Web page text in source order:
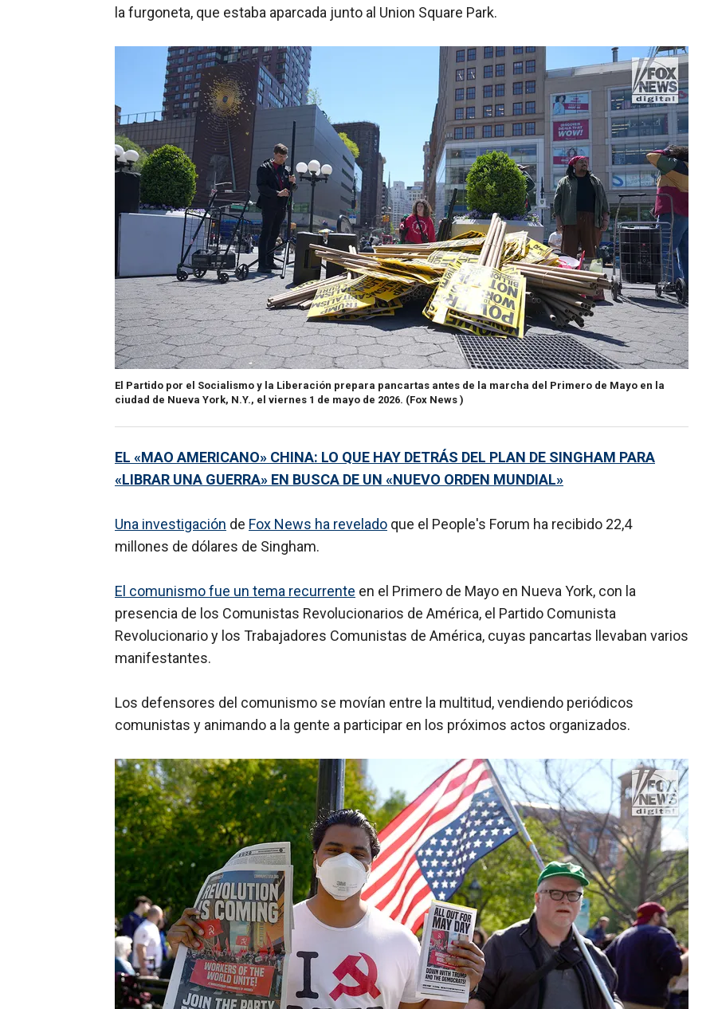
la furgoneta, que estaba aparcada junto al Union Square Park.
El Partido por el Socialismo y la Liberación prepara pancartas antes de la marcha del Primero de Mayo en la
ciudad de Nueva York, N.Y., el viernes 1 de mayo de 2026. (Fox News )
EL «MAO AMERICANO» CHINA: LO QUE HAY DETRÁS DEL PLAN DE SINGHAM PARA
«LIBRAR UNA GUERRA» EN BUSCA DE UN «NUEVO ORDEN MUNDIAL»
Una investigación de Fox News ha revelado que el People's Forum ha recibido 22,4
millones de dólares de Singham.
El comunismo fue un tema recurrente en el Primero de Mayo en Nueva York, con la
presencia de los Comunistas Revolucionarios de América, el Partido Comunista
Revolucionario y los Trabajadores Comunistas de América, cuyas pancartas llevaban varios
manifestantes.
Los defensores del comunismo se movían entre la multitud, vendiendo periódicos
comunistas y animando a la gente a participar en los próximos actos organizados.